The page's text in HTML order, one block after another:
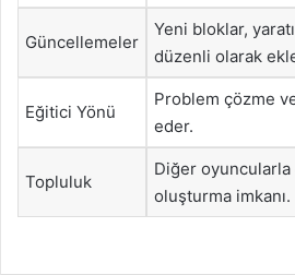
Güncellemeler
Yeni bloklar,
düzenli olarak
Eğitici Yönü
Problem çözme
eder.
Topluluk
Diğer
oluşturma imkanı.